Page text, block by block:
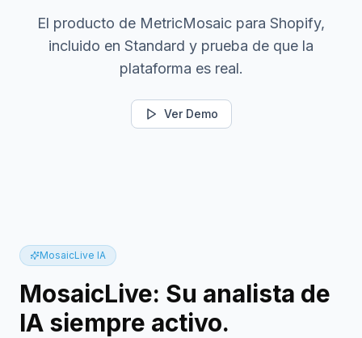
El producto de MetricMosaic para Shopify,
incluido en Standard y prueba de que la
plataforma es real.
Ver Demo
MosaicLive IA
MosaicLive: Su analista de
IA siempre activo.